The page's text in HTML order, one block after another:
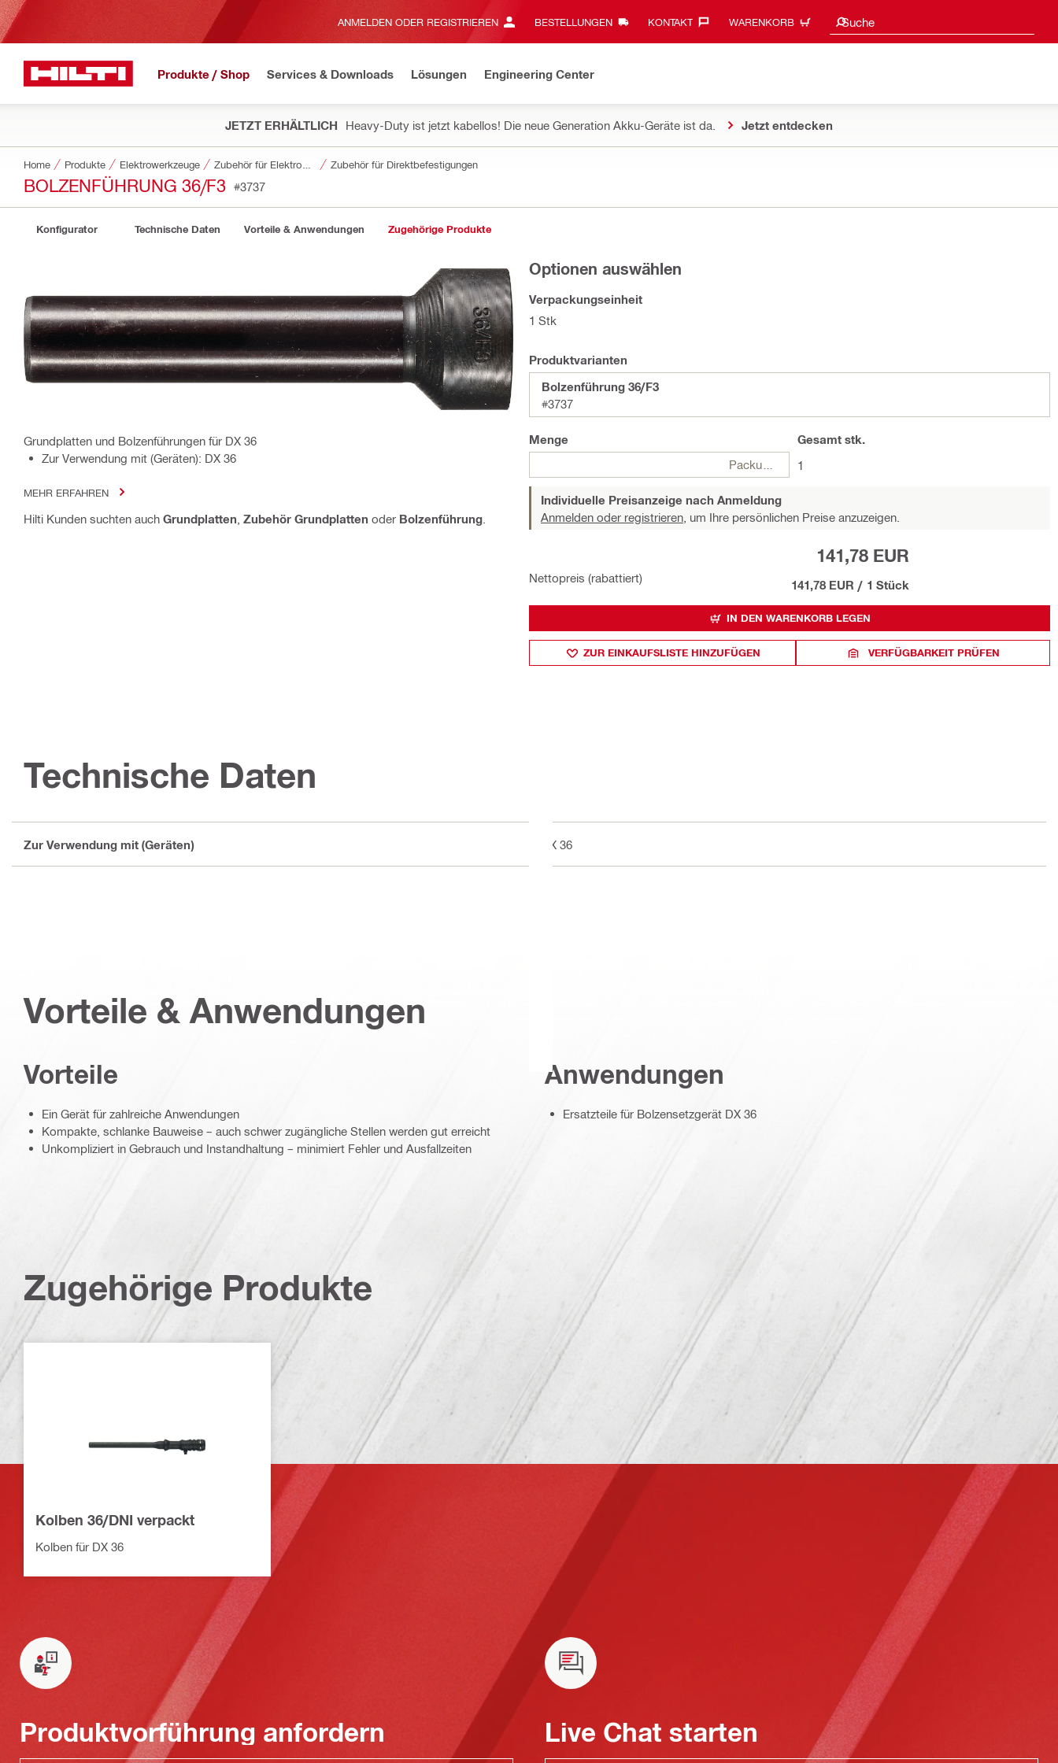
ANMELDEN ODER REGISTRIEREN BESTELLUNGEN KONTAKT‎ WARENKORB Suche
Suchvorschläge
Produkte / Shop Services & Downloads Lösungen Engineering Center
JETZT ERHÄLTLICH Heavy-Duty ist jetzt kabellos! Die neue Generation Akku-Geräte ist da. Jetzt entdecken
Home Produkte Elektrowerkzeuge Zubehör für Direktbefestigungen
BOLZENFÜHRUNG 36/F3 #3737
Konfigurator Technische Daten Vorteile & Anwendungen Zugehörige Produkte
Grundplatten und Bolzenführungen für DX 36
Zur Verwendung mit (Geräten): DX 36
MEHR ERFAHREN
Hilti Kunden suchten auch Grundplatten Zubehör Grundplatten oder Bolzenführung
Optionen auswählen
Verpackungseinheit
1 Stk
Produktvarianten
Bolzenführung 36/F3
#3737
Menge
Gesamt stk.
1
Individuelle Preisanzeige nach Anmeldung
Anmelden oder registrieren, um Ihre persönlichen Preise anzuzeigen.
Nettopreis (rabattiert)
141,78 EUR
141,78 EUR / 1 Stück
IN DEN WARENKORB LEGEN
ZUR EINKAUFSLISTE HINZUFÜGEN VERFÜGBARKEIT PRÜFEN
Technische Daten
Zur Verwendung mit (Geräten) DX 36
Vorteile & Anwendungen
Vorteile
Ein Gerät für zahlreiche Anwendungen
Kompakte, schlanke Bauweise – auch schwer zugängliche Stellen werden gut erreicht
Unkompliziert in Gebrauch und Instandhaltung – minimiert Fehler und Ausfallzeiten
Anwendungen
Ersatzteile für Bolzensetzgerät DX 36
Zugehörige Produkte
Kolben 36/DNI verpackt
Kolben für DX 36
Produktvorführung anfordern Live Chat starten